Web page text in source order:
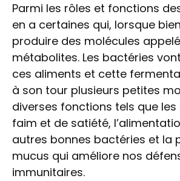
Parmi les rôles et fonctions
en a certaines qui, lorsque
produire des molécules
métabolites. Les bactéries
ces aliments et cette
à son tour plusieurs petites
diverses fonctions tels que les
faim et de satiété,
autres bonnes bactéries et la
mucus qui améliore nos
immunitaires.